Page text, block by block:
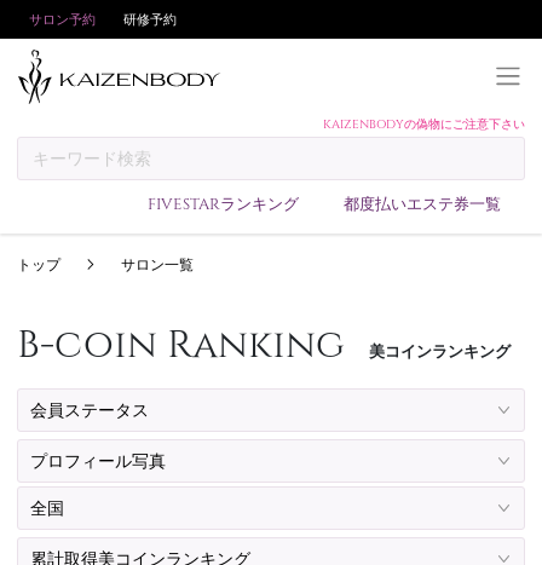
サロン予約 研修予約
KAIZENBODYの偽物にご注意下さい
FIVESTARランキング 都度払いエステ券一覧
予約方法
アンケート
美コインランキング
ブログ
トップ サロン一覧
B-coin Ranking 美コインランキング